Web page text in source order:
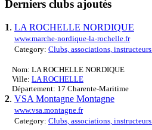
Derniers clubs ajoutés
1. LA ROCHELLE NORDIQUE
www.marche-nordique-la-rochelle.fr
Category: Clubs, associations, instructeurs.
Nom: LA ROCHELLE NORDIQUE
Ville: LA ROCHELLE
Département: 17 Charente-Maritime
2. VSA Montagne Montagne
www.vsa.montagne.fr
Category: Clubs, associations, instructeurs.